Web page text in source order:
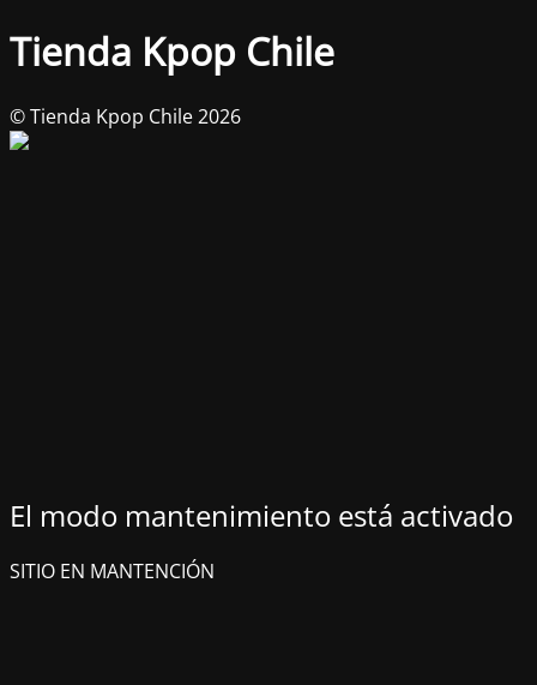
Tienda Kpop Chile
El modo mantenimiento está activado
SITIO EN MANTENCIÓN
© Tienda Kpop Chile 2026